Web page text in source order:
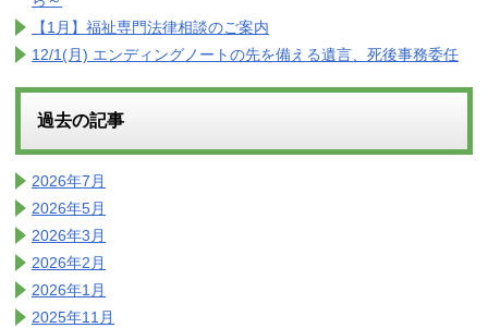
【1月】福祉専門法律相談のご案内
12/1(月) エンディングノートの先を備える遺言、死後事務委任
過去の記事
2026年7月
2026年5月
2026年3月
2026年2月
2026年1月
2025年11月